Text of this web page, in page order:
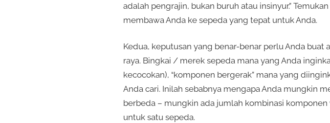
adalah pengrajin, bukan buruh atau insinyur.”
membawa Anda ke sepeda yang tepat untuk Anda.
Kedua, keputusan yang benar-benar perlu Anda
raya. Bingkai / merek sepeda mana yang Anda
kecocokan), “komponen bergerak” mana yang
Anda cari. Inilah sebabnya mengapa Anda mungkin
berbeda – mungkin ada jumlah kombinasi
untuk satu sepeda.